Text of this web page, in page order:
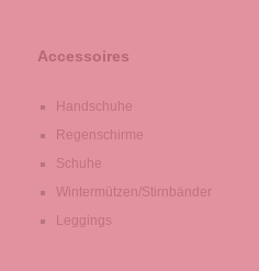
Accessoires
Handschuhe
Regenschirme
Schuhe
Wintermützen/Stirnbänder
Leggings